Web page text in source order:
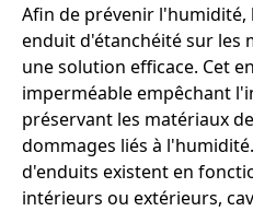
Afin de prévenir l'humidité,
enduit d'étanchéité sur les
une solution efficace. Cet
imperméable empêchant
préservant les matériaux
dommages liés à
d'enduits existent en
intérieurs ou extérieurs,